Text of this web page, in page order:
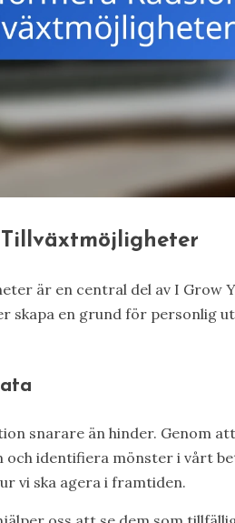
är en central del av I Grow
skapa en grund för personlig
snarare än hinder. Genom
och identifiera mönster i vårt
vi ska agera i framtiden.